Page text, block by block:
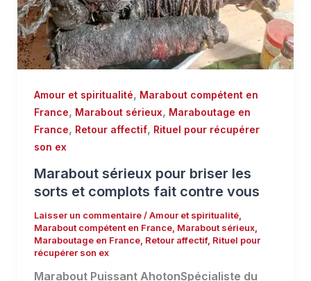
Amour et spiritualité, Marabout compétent en
France, Marabout sérieux, Maraboutage en
France, Retour affectif, Rituel pour récupérer
son ex
Marabout sérieux pour briser les
sorts et complots fait contre vous
Laisser un commentaire /Amour et spiritualité,
Marabout compétent en France, Marabout sérieux,
Maraboutage en France, Retour affectif, Rituel pour
récupérer son ex
Marabout Puissant AhotonSpécialiste du